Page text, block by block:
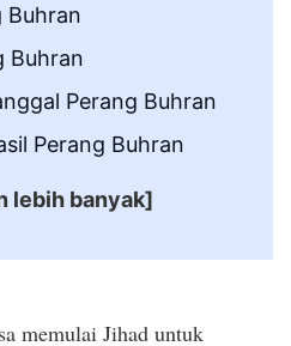
Buhran
Buhran
Perang Buhran
Perang Buhran
lebih banyak]
memulai Jihad untuk